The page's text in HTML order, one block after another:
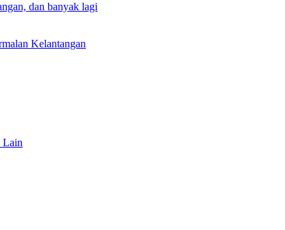
dan banyak lagi
Kelantangan
Lain